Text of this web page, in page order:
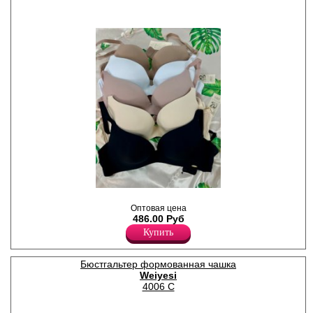
Эластан 7%
формованными чашками без
косточек, в рубчик, с
широким бочком, Бретели
регулируются по длине,
несъемные.
Нейлон 93%
Эластан 7%
Оптовая цена
486.00 Руб
Купить
Бюстгальтер формованная чашка
Weiyesi
4006 C